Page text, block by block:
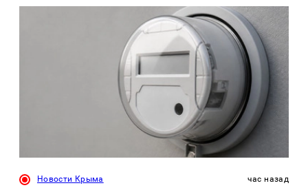
Новости Крыма час назад